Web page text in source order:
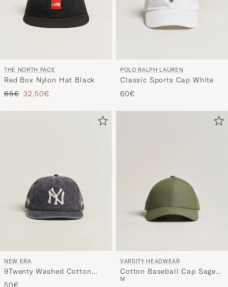
THE NORTH FACE
Red Box Nylon Hat Black
Tavallinen hinta
65€ Alennettu hinta
32,50€
POLO RALPH LAUREN
Classic Sports Cap White
60€
NEW ERA
9Twenty Washed Cotton
Cap Grey New York Yankees
50€
VARSITY HEADWEAR
Cotton Baseball Cap Sage
Green
M